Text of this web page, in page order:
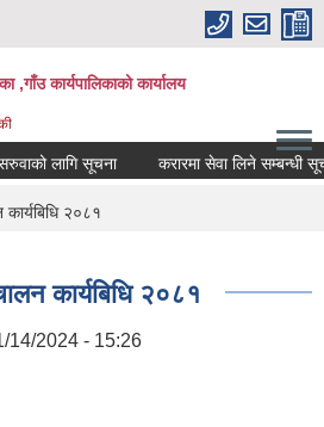
,गाँउ कार्यपालिकाको कार्यालय
लागि सूचना करारमा सेवा लिने सम्बन्धी सूचना
२०८१
कार्यबिधि २०८१
14/2024 - 15:26